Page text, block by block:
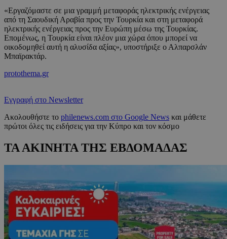
«Εργαζόμαστε σε μια γραμμή μεταφοράς ηλεκτρικής ενέργειας
από τη Σαουδική Αραβία προς την Τουρκία και στη μεταφορά
ηλεκτρικής ενέργειας προς την Ευρώπη μέσω της Τουρκίας.
Επομένως, η Τουρκία είναι πλέον μια χώρα όπου μπορεί να
οικοδομηθεί αυτή η αλυσίδα αξίας», υποστήριξε ο Αλπαρσλάν
Μπαϊρακτάρ.
protothema.gr
Εγγραφή στο Newsletter
Ακολουθήστε το philenews.com στο Google News και μάθετε
πρώτοι όλες τις ειδήσεις για την Κύπρο και τον κόσμο
ΤΑ ΑΚΙΝΗΤΑ ΤΗΣ ΕΒΔΟΜΑΔΑΣ